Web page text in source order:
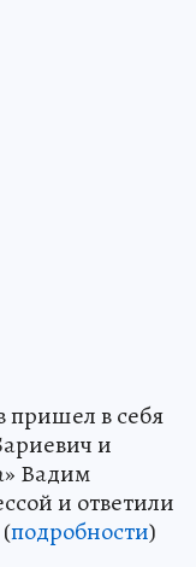
пришел в себя
и
Вадим
и ответили
подробности)